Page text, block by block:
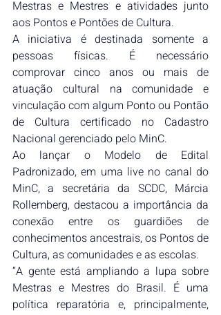
Mestras e Mestres e atividades junto
aos Pontos e Pontões de Cultura.
A iniciativa é destinada somente a
pessoas físicas. É necessário
comprovar cinco anos ou mais de
atuação cultural na comunidade e
vinculação com algum Ponto ou Pontão
de Cultura certificado no Cadastro
Nacional gerenciado pelo MinC.
Ao lançar o Modelo de Edital
Padronizado, em uma live no canal do
MinC, a secretária da SCDC, Márcia
Rollemberg, destacou a importância da
conexão entre os guardiões de
conhecimentos ancestrais, os Pontos de
Cultura, as comunidades e as escolas.
“A gente está ampliando a lupa sobre
Mestras e Mestres do Brasil. É uma
política reparatória e, principalmente,